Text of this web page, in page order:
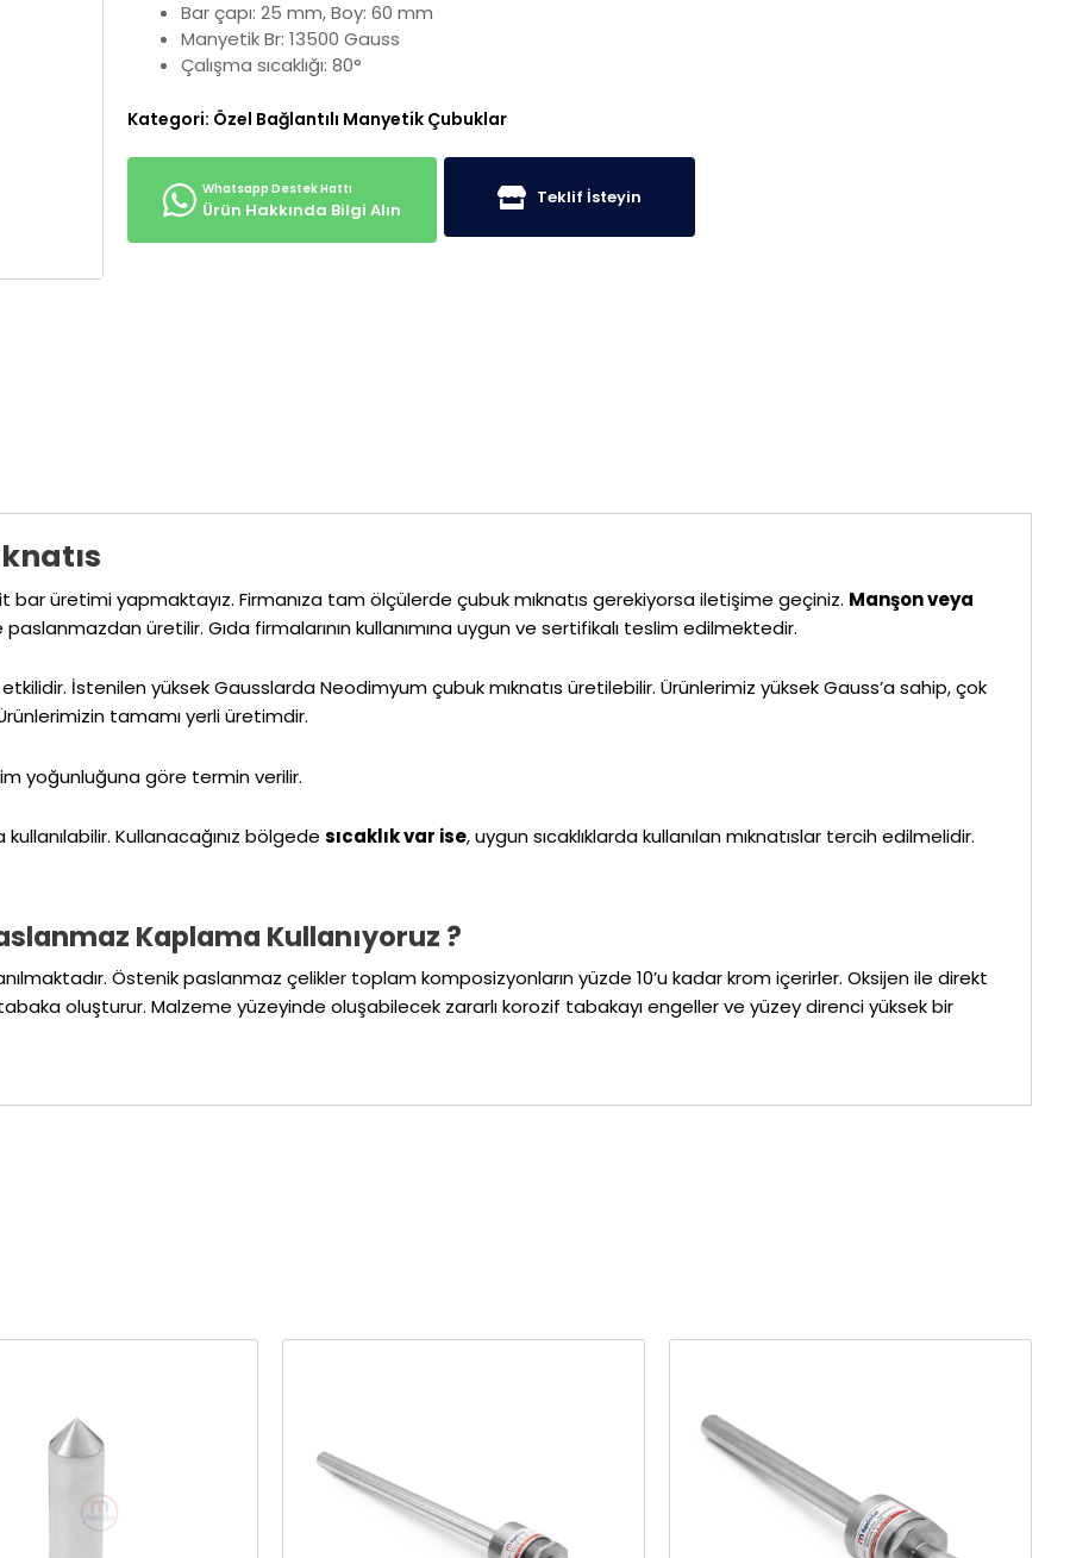
Bar çapı: 25 mm, Boy: 60 mm
Manyetik Br: 13500 Gauss
Çalışma sıcaklığı: 80°
Kategori: Özel Bağlantılı Manyetik Çubuklar
Ürün Hakkında Bilgi Alın
Teklif İsteyin
üretimi yapmaktayız. Firmanıza tam ölçülerde çubuk mıknatıs gerekiyorsa iletişime geçiniz. Manşon veya
paslanmazdan üretilir. Gıda firmalarının kullanımına uygun ve sertifikalı teslim edilmektedir.
İstenilen yüksek Gausslarda Neodimyum çubuk mıknatıs üretilebilir. Ürünlerimiz yüksek Gauss’a sahip, çok
tamamı yerli üretimdir.
yoğunluğuna göre termin verilir.
Kullanacağınız bölgede sıcaklık var ise, uygun sıcaklıklarda kullanılan mıknatıslar tercih edilmelidir.
Kaplama Kullanıyoruz ?
Östenik paslanmaz çelikler toplam komposizyonların yüzde 10’u kadar krom içerirler. Oksijen ile direkt
oluşturur. Malzeme yüzeyinde oluşabilecek zararlı korozif tabakayı engeller ve yüzey direnci yüksek bir